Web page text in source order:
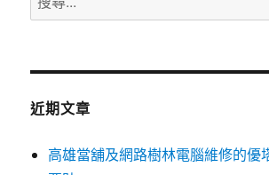
尋
鍵
近期文章
高雄當舖及網路樹林電腦維修的優